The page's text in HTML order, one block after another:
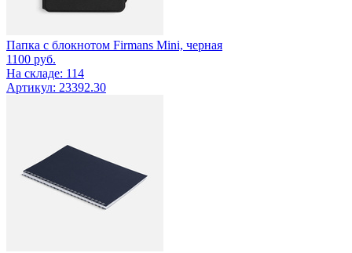
Папка с блокнотом Firmans Mini, черная
1100 руб.
На складе: 114
Артикул: 23392.30